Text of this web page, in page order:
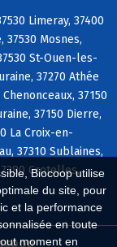
Biocoop utilise
du site, pour
et la performance
en toute
moment en
Limeray, 37400
Mosnes,
St-Ouen-les-
37270 Athée
37150
37150 Dierre,
La Croix-en-
37310 Sublaines,
Crotelles,